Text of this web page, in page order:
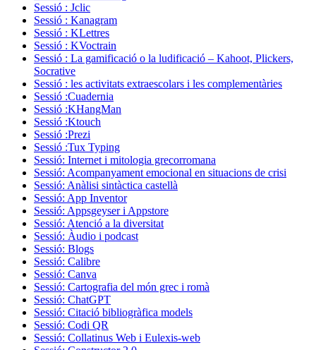
Sessió : Jclic
Sessió : Kanagram
Sessió : KLettres
Sessió : KVoctrain
Sessió : La gamificació o la ludificació – Kahoot, Plickers,
Socrative
Sessió : les activitats extraescolars i les complementàries
Sessió :Cuadernia
Sessió :KHangMan
Sessió :Ktouch
Sessió :Prezi
Sessió :Tux Typing
Sessió: Internet i mitologia grecorromana
Sessió: Acompanyament emocional en situacions de crisi
Sessió: Anàlisi sintàctica castellà
Sessió: App Inventor
Sessió: Appsgeyser i Appstore
Sessió: Atenció a la diversitat
Sessió: Àudio i podcast
Sessió: Blogs
Sessió: Calibre
Sessió: Canva
Sessió: Cartografia del món grec i romà
Sessió: ChatGPT
Sessió: Citació bibliogràfica models
Sessió: Codi QR
Sessió: Collatinus Web i Eulexis-web